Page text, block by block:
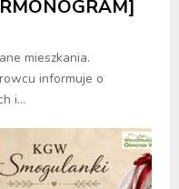
mieszkania.
informuje o
i...